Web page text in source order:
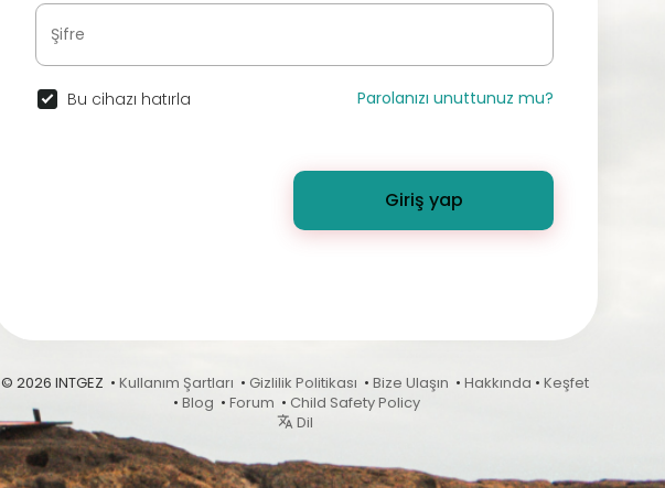
Bu cihazı hatırla Parolanızı unuttunuz mu?
Giriş yap
© 2026 INTGEZ • Kullanım Şartları • Gizlilik Politikası • Bize Ulaşın • Hakkında • Keşfet
• Blog • Forum • Child Safety Policy
Dil